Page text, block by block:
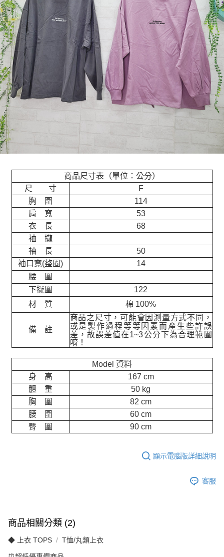
商品尺寸表（單位：公分）
尺 寸
F
胸 圍
114
肩 寬
53
衣 長
68
袖 攏
袖 長
50
袖口寬(整圈)
14
腰 圍
下擺圍
122
材 質
棉 100%
備 註
商品之尺寸，可能會因測量方式不同，
或是製作過程等等因素而產生些許誤
差，故誤差值在1~3公分下為合理範圍
唷！
Model 資料
身 高
167 cm
體 重
50 kg
胸 圍
82 cm
腰 圍
60 cm
臀 圍
90 cm
顯示電腦版詳細說明
客服
商品相關分類 (2)
◆ 上衣 TOPS T恤/丸類上衣